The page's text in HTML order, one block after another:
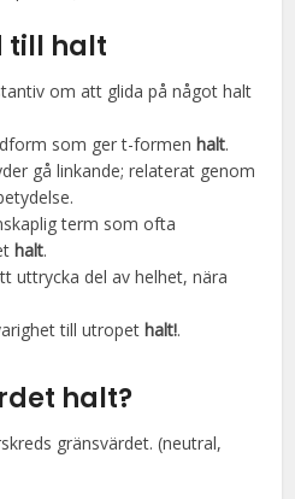
till halt
om att glida på något halt
som ger t-formenhalt.
gå linkande; relaterat genom
term som ofta
halt.
uttrycka del av helhet, nära
till utropethalt!.
halt?
gränsvärdet. (neutral,